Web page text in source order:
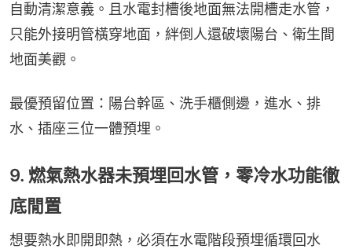
自動清潔意義。且水電封槽後地面無法開槽走水管，
只能外接明管橫穿地面，絆倒人還破壞陽台、衛生間
地面美觀。
最優預留位置：陽台幹區、洗手櫃側邊，進水、排
水、插座三位一體預埋。
9. 燃氣熱水器未預埋回水管，零冷水功能徹
底閒置
想要熱水即開即熱，必須在水電階段預埋循環回水